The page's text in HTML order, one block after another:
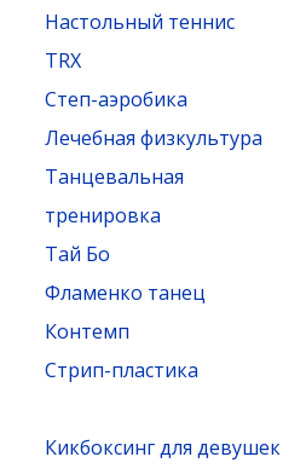
Настольный теннис
TRX
Степ-аэробика
Лечебная физкультура
Танцевальная
тренировка
Тай Бо
Фламенко танец
Контемп
Стрип-пластика
Кикбоксинг для девушек